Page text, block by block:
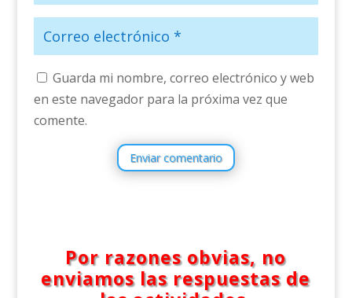
Guarda mi nombre, correo electrónico y web
en este navegador para la próxima vez que
comente.
Enviar comentario
Por razones obvias, no
enviamos las respuestas de